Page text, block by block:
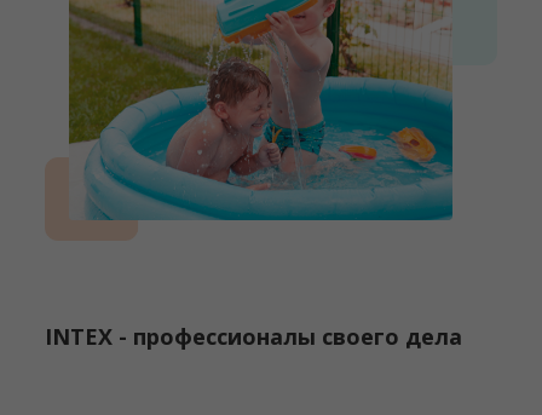
INTEX - профессионалы своего дела